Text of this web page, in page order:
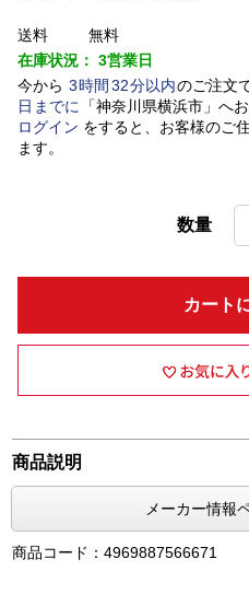
送料
無料
在庫状況： 3営業日
今から 3時間 32分以内のご注文
日 までに 「神奈川県横浜市」 へ
ログイン をすると、お客様のご
ます。
数量
カート
商品説明
メーカー情報
商品コード：4969887566671